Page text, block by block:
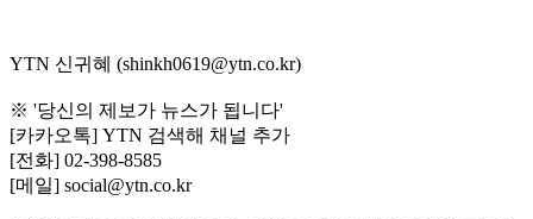
YTN 신귀혜 (shinkh0619@ytn.co.kr)
※ '당신의 제보가 뉴스가 됩니다'
[카카오톡] YTN 검색해 채널 추가
[전화] 02-398-8585
[메일] social@ytn.co.kr